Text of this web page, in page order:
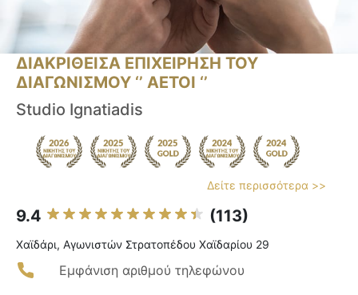
ΔΙΑΚΡΙΘΕΙΣΑ ΕΠΙΧΕΙΡΗΣΗ ΤΟΥ
ΔΙΑΓΩΝΙΣΜΟΥ ‘’ ΑΕΤΟΙ ‘’
Studio Ignatiadis
Δείτε περισσότερα >>
9.4 (113)
Χαϊδάρι, Αγωνιστών Στρατοπέδου Χαϊδαρίου 29
Εμφάνιση αριθμού τηλεφώνου